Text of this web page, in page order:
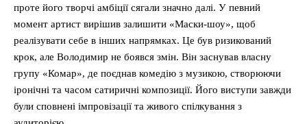
проте його творчі амбіції сягали значно далі. У певний
момент артист вирішив залишити «Маски-шоу», щоб
реалізувати себе в інших напрямках. Це був ризикований
крок, але Володимир не боявся змін. Він заснував власну
групу «Комар», де поєднав комедію з музикою, створюючи
іронічні та часом сатиричні композиції. Його виступи завжди
були сповнені імпровізації та живого спілкування з